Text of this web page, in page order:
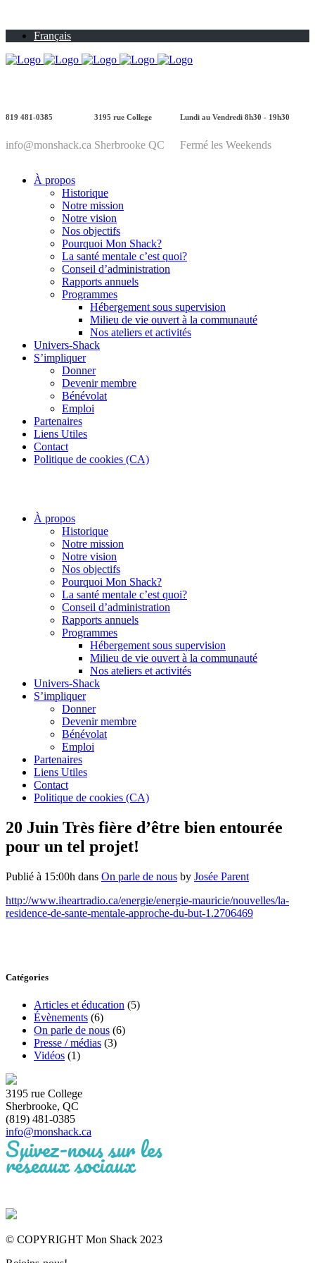
Français
819 481-0385
info@monshack.ca
3195 rue College
Sherbrooke QC
Lundi au Vendredi 8h30 - 19h30
Fermé les Weekends
À propos
Historique
Notre mission
Notre vision
Nos objectifs
Pourquoi Mon Shack?
La santé mentale c’est quoi?
Conseil d’administration
Rapports annuels
Programmes
Hébergement sous supervision
Milieu de vie ouvert à la communauté
Nos ateliers et activités
Univers-Shack
S’impliquer
Donner
Devenir membre
Bénévolat
Emploi
Partenaires
Liens Utiles
Contact
Politique de cookies (CA)
À propos
Historique
Notre mission
Notre vision
Nos objectifs
Pourquoi Mon Shack?
La santé mentale c’est quoi?
Conseil d’administration
Rapports annuels
Programmes
Hébergement sous supervision
Milieu de vie ouvert à la communauté
Nos ateliers et activités
Univers-Shack
S’impliquer
Donner
Devenir membre
Bénévolat
Emploi
Partenaires
Liens Utiles
Contact
Politique de cookies (CA)
20 Juin Très fière d’être bien entourée
pour un tel projet!
Publié à 15:00h dans On parle de nous by Josée Parent
http://www.iheartradio.ca/energie/energie-mauricie/nouvelles/la-
residence-de-sante-mentale-approche-du-but-1.2706469
Catégories
Articles et éducation (5)
Évènements (6)
On parle de nous (6)
Presse / médias (3)
Vidéos (1)
3195 rue College
Sherbrooke, QC
(819) 481-0385
info@monshack.ca
Suivez-nous sur les
réseaux sociaux
© COPYRIGHT Mon Shack 2023